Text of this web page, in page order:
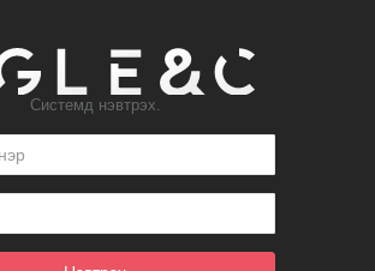
Системд нэвтрэх.